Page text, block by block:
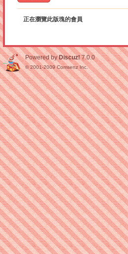
正在瀏覽此版塊的會員
Powered byDiscuz! 7.0.0
© 2001-2009Comsenz Inc.